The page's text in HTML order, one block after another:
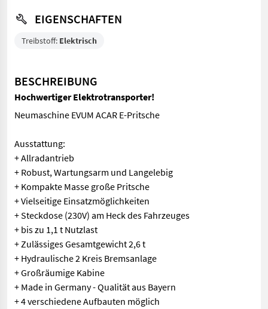
EIGENSCHAFTEN
Treibstoff: Elektrisch
BESCHREIBUNG
Hochwertiger Elektrotransporter!
Neumaschine EVUM ACAR E-Pritsche
Ausstattung:
+ Allradantrieb
+ Robust, Wartungsarm und Langelebig
+ Kompakte Masse große Pritsche
+ Vielseitige Einsatzmöglichkeiten
+ Steckdose (230V) am Heck des Fahrzeuges
+ bis zu 1,1 t Nutzlast
+ Zulässiges Gesamtgewicht 2,6 t
+ Hydraulische 2 Kreis Bremsanlage
+ Großräumige Kabine
+ Made in Germany - Qualität aus Bayern
+ 4 verschiedene Aufbauten möglich